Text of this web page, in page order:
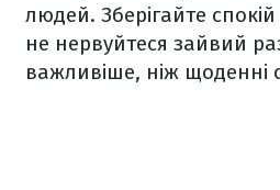
людей. Зберігайте спокій
не нервуйтеся зайвий
важливіше, ніж щоденні